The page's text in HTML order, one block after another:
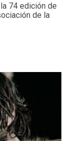
74 edición de
de la